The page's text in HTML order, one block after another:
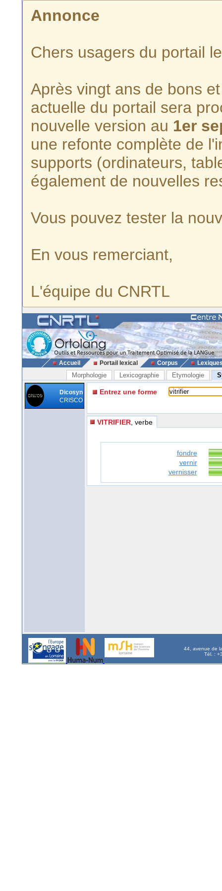
Annonce
Chers usagers du portail
Après vingt ans de bons
actuelle du portail sera
nouvelle version au 1er
une refonte complète de
supports (ordinateurs,
également de nouvelles
Vous pouvez tester la
En vous remerciant,
L'équipe du CNRTL
Accueil Portail lexical Corpus
Morphologie Lexicographie Etymologie
Dicosyn
CRISCO
Entrez une forme
VITRIFIER , verbe
fondre
vernir
vernisser
44, avenue de
Tél. :